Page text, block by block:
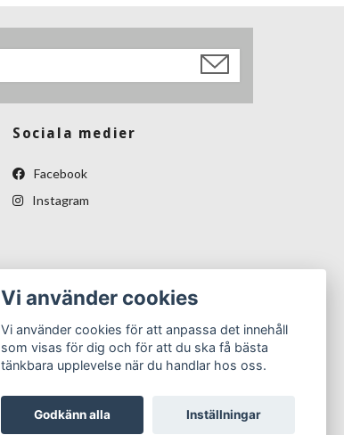
Sociala medier
Facebook
Instagram
Vi använder cookies
Vi använder cookies för att anpassa det innehåll
som visas för dig och för att du ska få bästa
tänkbara upplevelse när du handlar hos oss.
Godkänn alla Inställningar